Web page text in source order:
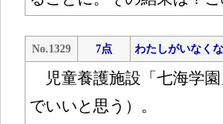
No.1329 7点 わたしがいなく
児童養護施設「七海学園
でいいと思う）。